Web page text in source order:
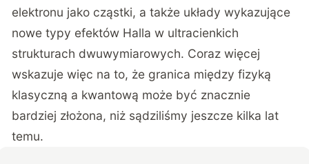
elektronu jako cząstki, a także układy wykazujące
nowe typy efektów Halla w ultracienkich
strukturach dwuwymiarowych. Coraz więcej
wskazuje więc na to, że granica między fizyką
klasyczną a kwantową może być znacznie
bardziej złożona, niż sądziliśmy jeszcze kilka lat
temu.